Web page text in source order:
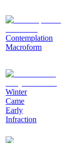
Contemplation
Macroform
Winter
Came
Early
Infraction